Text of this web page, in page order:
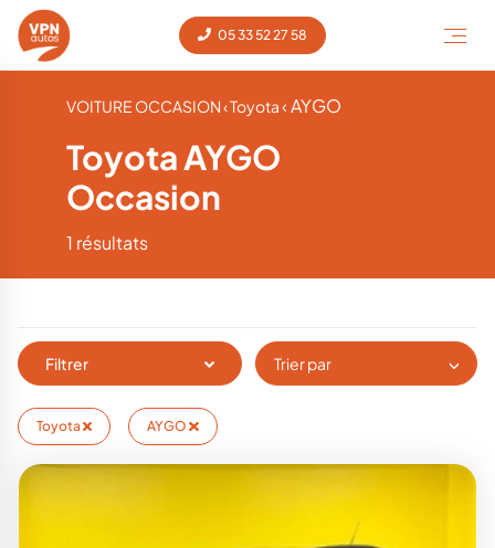
05 33 52 27 58
VOITURE OCCASION‹ Toyota‹ AYGO
Toyota AYGO
Occasion
1 résultats
Filtrer Trier par
Toyota AYGO